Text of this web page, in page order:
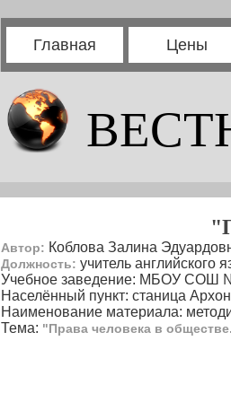
Главная Цены
Автор: Коблова Залина
Должность: учитель английского
Учебное заведение: МБОУ СОШ
Населённый пункт: станица
Наименование материала:
Тема: "Права человека в